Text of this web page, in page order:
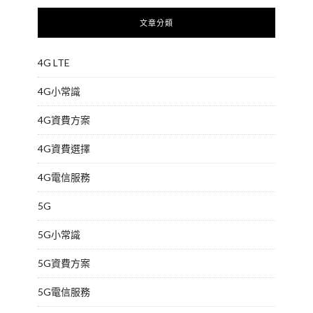
文章分類
4G LTE
4G小常識
4G資費方案
4G資費選擇
4G電信服務
5G
5G小常識
5G資費方案
5G電信服務